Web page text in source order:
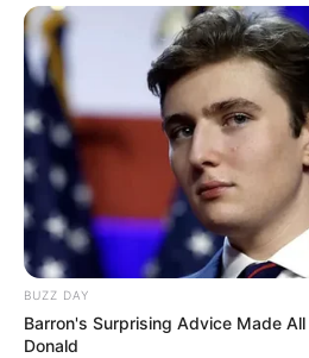
BUZZ DAY
Barron's Surprising Advice Made
Donald